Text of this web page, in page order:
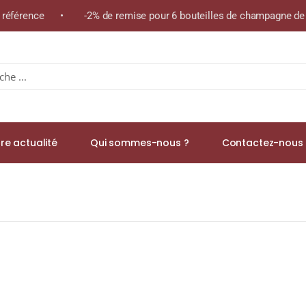
• -2% de remise pour 6 bouteilles de champagne de
actualité Qui sommes-nous ? Contactez-nous